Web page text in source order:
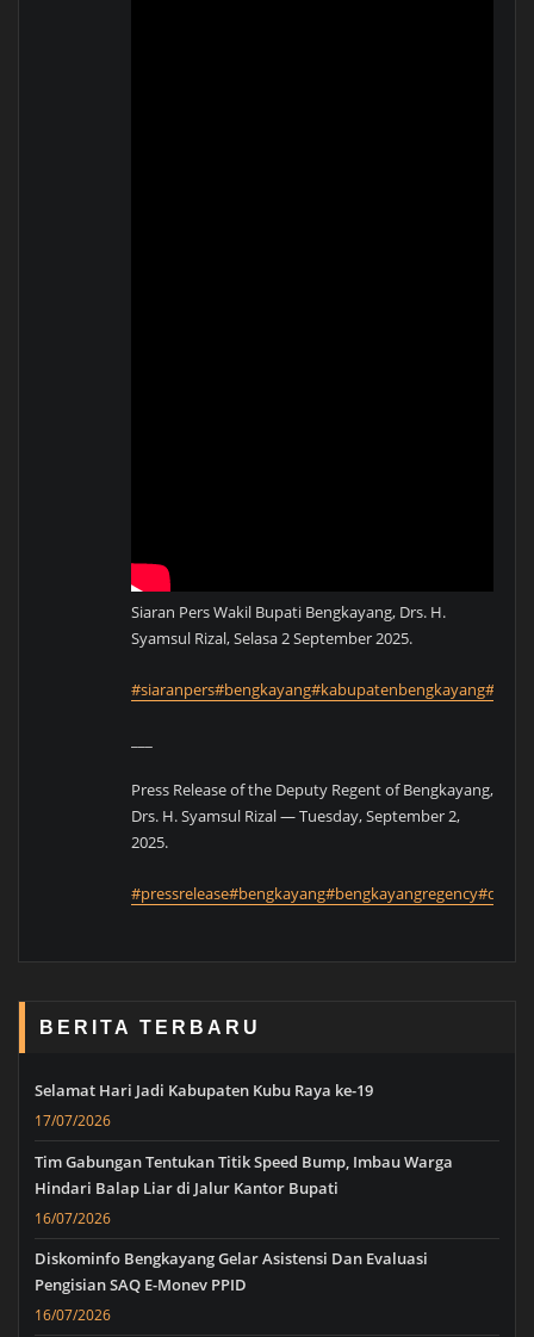
Siaran Pers Wakil Bupati Bengkayang, Drs. H.
Syamsul Rizal, Selasa 2 September 2025.
#siaranpers#bengkayang#kabupatenbengkayang
Press Release of the Deputy Regent of Bengkayang,
Drs. H. Syamsul Rizal — Tuesday, September 2,
2025.
#pressrelease#bengkayang#bengkayangregency
BERITA TERBARU
Selamat Hari Jadi Kabupaten Kubu Raya ke-19
17/07/2026
Tim Gabungan Tentukan Titik Speed Bump, Imbau Warga
Hindari Balap Liar di Jalur Kantor Bupati
16/07/2026
Diskominfo Bengkayang Gelar Asistensi Dan Evaluasi
Pengisian SAQ E-Monev PPID
16/07/2026